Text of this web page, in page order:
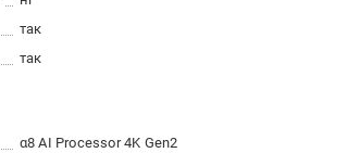
так
так
α8 AI Processor 4K Gen2